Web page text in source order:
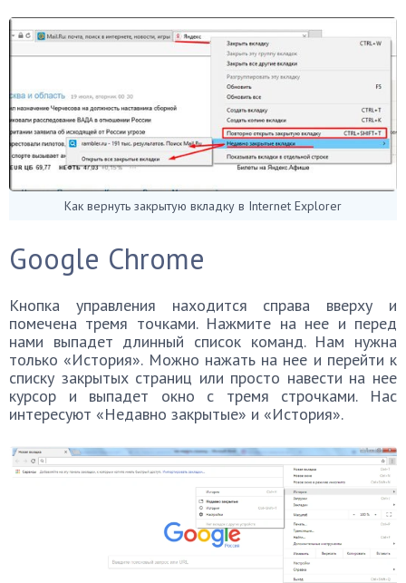
Как вернуть закрытую вкладку в Internet Explorer
Google Chrome
Кнопка управления находится справа вверху и
помечена тремя точками. Нажмите на нее и перед
нами выпадет длинный список команд. Нам нужна
только «История». Можно нажать на нее и перейти к
списку закрытых страниц или просто навести на нее
курсор и выпадет окно с тремя строчками. Нас
интересуют «Недавно закрытые» и «История».